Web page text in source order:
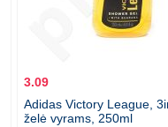
3.09
Adidas Victory League,
želė vyrams, 250ml